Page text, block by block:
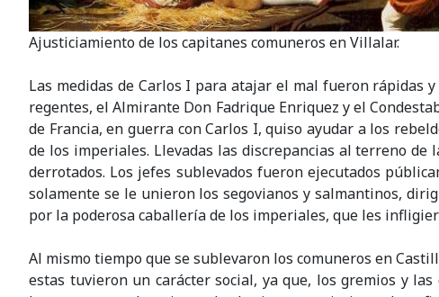
Ajusticiamiento de los capitanes comuneros en Villalar.
Las medidas de Carlos I para atajar el mal fueron rápidas
regentes, el Almirante Don Fadrique Enriquez y el
de Francia, en guerra con Carlos I, quiso ayudar a los
de los imperiales. Llevadas las discrepancias al terreno
derrotados. Los jefes sublevados fueron ejecutados
solamente se le unieron los segovianos y salmantinos,
por la poderosa caballería de los imperiales, que les
Al mismo tiempo que se sublevaron los comuneros en
estas tuvieron un carácter social, ya que, los gremios y